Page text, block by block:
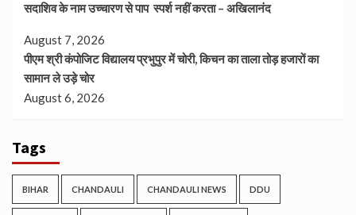
सदाशिव के नाम उच्चारण से पाप स्पर्श नहीं करता – अखिलानंद
August 7, 2026
पीएम श्री कंपोजिट विद्यालय प्रभुपुर में चोरी, किचन का ताला तोड़ हजारों का
सामान ले उड़े चोर
August 6, 2026
Tags
BIHAR CHANDAULI CHANDAULI NEWS DDU